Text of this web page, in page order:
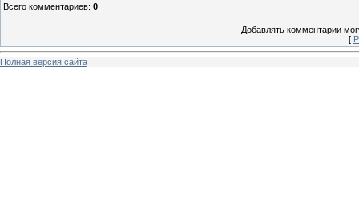
Всего комментариев: 0
Добавлять комментарии
[
Полная версия сайта